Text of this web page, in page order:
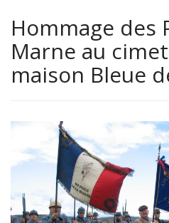
Hommage des
Marne au
maison Bleue